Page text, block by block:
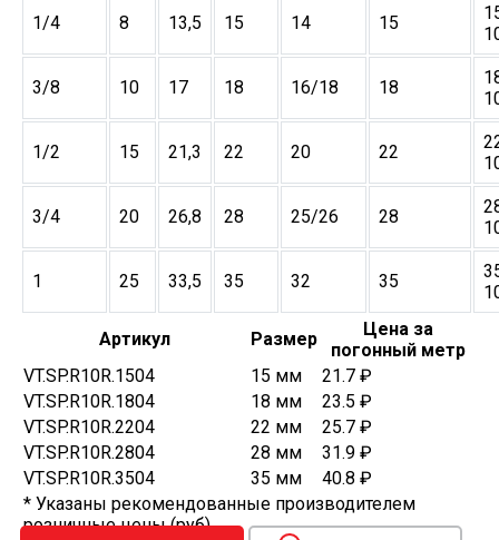
1/4 8 13,5 15 14 15
3/8 10 17 18 16/18 18
1/2 15 21,3 22 20 22
3/4 20 26,8 28 25/26 28
1 25 33,5 35 32 35
Артикул Размер
Цена за
погонный метр
VT.SP.R10R.1504
15 мм
21.7 ₽
VT.SP.R10R.1804
18 мм
23.5 ₽
VT.SP.R10R.2204
22 мм
25.7 ₽
VT.SP.R10R.2804
28 мм
31.9 ₽
VT.SP.R10R.3504
35 мм
40.8 ₽
* Указаны рекомендованные производителем
розничные цены (руб).